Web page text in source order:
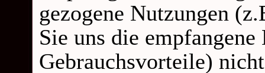
gezogene Nutzungen
Sie uns die
Gebrauchsvorteile)